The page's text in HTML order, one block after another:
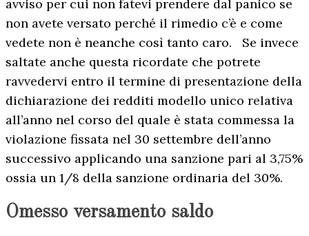
avviso per cui non fatevi prendere dal panico se
non avete versato perché il rimedio c’è e come
vedete non è neanche così tanto caro. Se invece
saltate anche questa ricordate che potrete
ravvedervi entro il termine di presentazione della
dichiarazione dei redditi modello unico relativa
all’anno nel corso del quale è stata commessa la
violazione fissata nel 30 settembre dell’anno
successivo applicando una sanzione pari al 3,75%
ossia un 1/8 della sanzione ordinaria del 30%.
Omesso versamento saldo